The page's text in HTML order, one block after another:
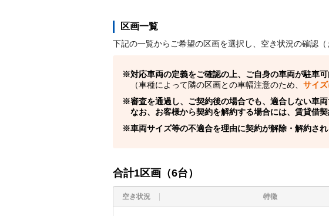
区画一覧
下記の一覧からご希望の区画を選択し、空き状況の確認
対応車両の定義をご確認の上、ご自身の車両が駐車
（車種によって隣の区画との車幅注意のため、 サイ
審査を通過し、ご契約後の場合でも、適合しない車
なお、お客様から契約を解約する場合には、賃貸借
車両サイズ等の不適合を理由に契約が解除・解約され
合計1区画（6台）
空き状況 特徴